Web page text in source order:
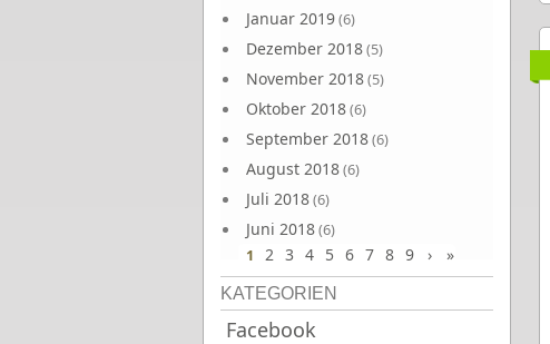
Januar 2019(6)
Dezember 2018(5)
November 2018(5)
Oktober 2018(6)
September 2018(6)
August 2018(6)
Juli 2018(6)
Juni 2018(6)
1 2 3 4 5 6 7 8 9 › »
KATEGORIEN
Facebook